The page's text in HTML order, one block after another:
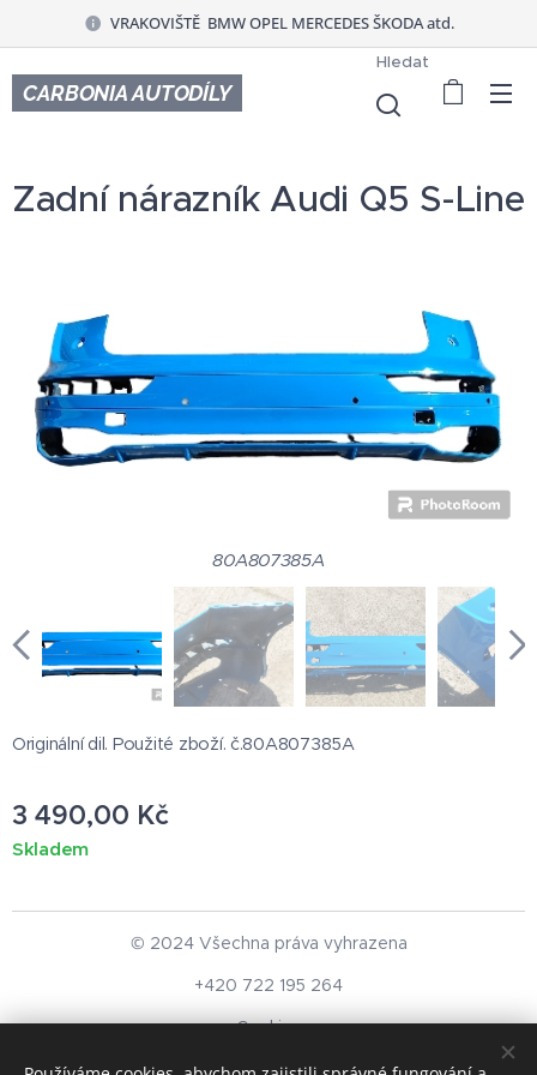
VRAKOVIŠTĚ BMW OPEL MERCEDES ŠKODA atd.
CARBONIA AUTODÍLY
Hledat
Zadní nárazník Audi Q5 S-Line
80A807385A
Originální dil. Použité zboží. č.80A807385A
3 490,00 Kč
Skladem
© 2024 Všechna práva vyhrazena
+420 722 195 264
Cookies